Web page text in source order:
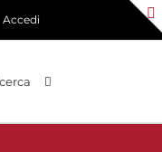
Accedi